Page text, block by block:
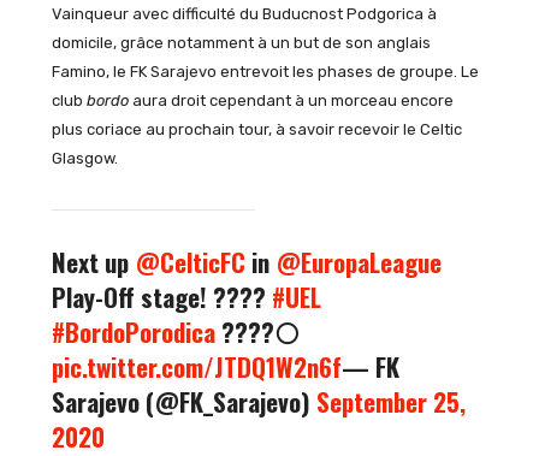
Vainqueur avec difficulté du Buducnost Podgorica à
domicile, grâce notamment à un but de son anglais
Famino, le FK Sarajevo entrevoit les phases de groupe. Le
club bordo aura droit cependant à un morceau encore
plus coriace au prochain tour, à savoir recevoir le Celtic
Glasgow.
Next up @CelticFC in @EuropaLeague
Play-Off stage! ???? #UEL
#BordoPorodica????⚪️
pic.twitter.com/JTDQ1W2n6f— FK
Sarajevo (@FK_Sarajevo) September 25,
2020